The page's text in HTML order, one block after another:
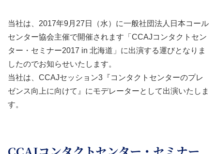
当社は、2017年9月27日（水）に一般社団法人日本コール
センター協会主催で開催されます「CCAJコンタクトセン
ター・セミナー2017 in 北海道」に出演する運びとなりま
したのでお知らせいたします。
当社は、CCAJセッション3『コンタクトセンターのプレ
ゼンス向上に向けて』にモデレーターとして出演いたしま
す。